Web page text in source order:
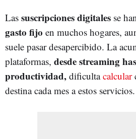
Las suscripciones digitales se han
gasto fijo en muchos hogares,
suele pasar desapercibido. La
plataformas, desde streaming
productividad, dificultacalcular
destina cada mes a estos servicios.